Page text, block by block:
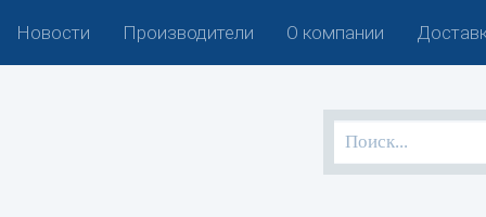
Новости Производители О компании